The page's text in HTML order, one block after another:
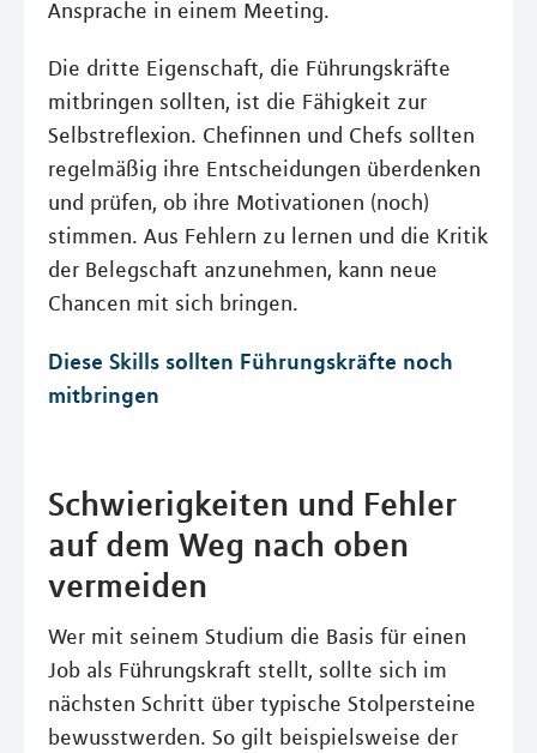
Ansprache in einem Meeting.
Die dritte Eigenschaft, die Führungskräfte
mitbringen sollten, ist die Fähigkeit zur
Selbstreflexion. Chefinnen und Chefs sollten
regelmäßig ihre Entscheidungen überdenken
und prüfen, ob ihre Motivationen (noch)
stimmen. Aus Fehlern zu lernen und die Kritik
der Belegschaft anzunehmen, kann neue
Chancen mit sich bringen.
Diese Skills sollten Führungskräfte noch
mitbringen
Schwierigkeiten und Fehler
auf dem Weg nach oben
vermeiden
Wer mit seinem Studium die Basis für einen
Job als Führungskraft stellt, sollte sich im
nächsten Schritt über typische Stolpersteine
bewusstwerden. So gilt beispielsweise der